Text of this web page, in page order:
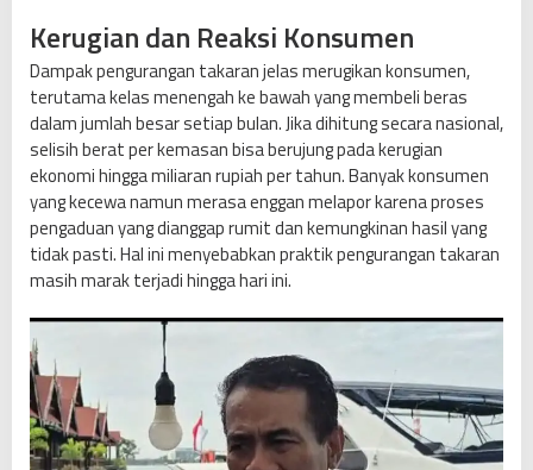
Kerugian dan Reaksi Konsumen
Dampak pengurangan takaran jelas merugikan konsumen,
terutama kelas menengah ke bawah yang membeli beras
dalam jumlah besar setiap bulan. Jika dihitung secara nasional,
selisih berat per kemasan bisa berujung pada kerugian
ekonomi hingga miliaran rupiah per tahun. Banyak konsumen
yang kecewa namun merasa enggan melapor karena proses
pengaduan yang dianggap rumit dan kemungkinan hasil yang
tidak pasti. Hal ini menyebabkan praktik pengurangan takaran
masih marak terjadi hingga hari ini.